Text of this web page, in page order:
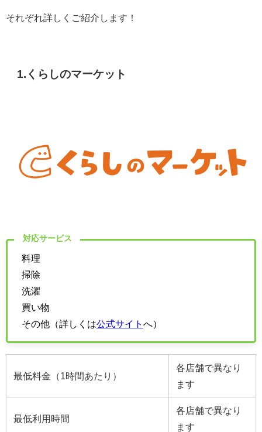
それぞれ詳しくご紹介します！
1.くらしのマーケット
対応サービス
料理
掃除
洗濯
買い物
その他（詳しくは公式サイト へ）
最低料金（1時間あたり）
各店舗で異なり
ます
最低利用時間
各店舗で異なり
ます